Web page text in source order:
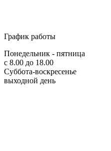
График работы
Понедельник - пятница
с 8.00 до 18.00
Суббота-воскресенье
выходной день